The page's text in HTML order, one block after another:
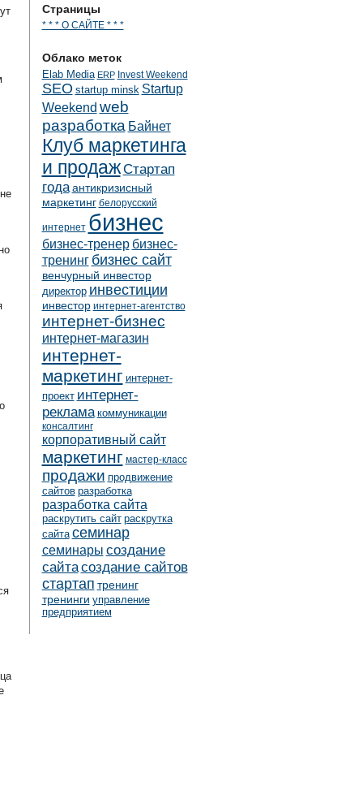
Страницы
* * * О САЙТЕ * * *
Облако меток
Elab Media ERP Invest Weekend
SEO startup minsk Startup
Weekend web
разработка Байнет
Клуб маркетинга
и продажСтартап
года антикризисный
маркетинг белорусский
интернет бизнес
бизнес-тренер бизнес-
тренинг бизнес сайт
венчурный инвестор
директор инвестиции
инвестор интернет-агентство
интернет-бизнес
интернет-магазин
интернет-
маркетинг интернет-
проект интернет-
реклама коммуникации
консалтинг
корпоративный сайт
маркетинг мастер-класс
продажи продвижение
сайтов разработка
разработка сайта
раскрутить сайт раскрутка
сайта семинар
семинары создание
сайтасоздание сайтов
стартап тренинг
тренинги управление
предприятием